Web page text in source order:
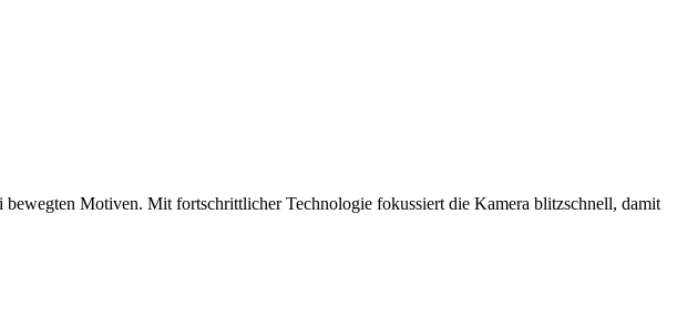
bewegten Motiven. Mit fortschrittlicher Technologie fokussiert die Kamera blitzschnell, damit